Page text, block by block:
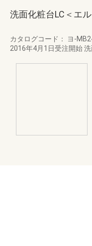
洗面化粧台LC＜エ
カタログコード： ヨ-
2016年4月1日受注開始